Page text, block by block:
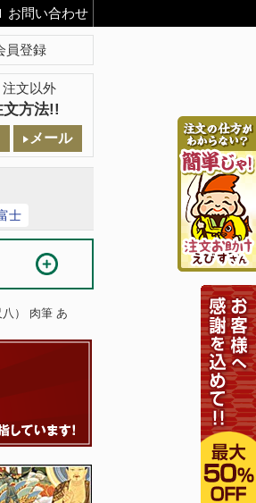
お問い合わせ
員登録
文以外
文方法!!
メール
士
） 肉筆 あ